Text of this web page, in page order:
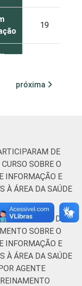
19
15
a 40
17
próxima
DE
SOBRE O
INFORMAÇÃO E
À ÁREA DA SAÚDE
DE
SOBRE O
INFORMAÇÃO E
À ÁREA DA SAÚDE
AGENTE